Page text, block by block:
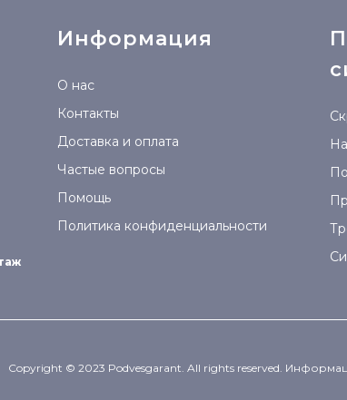
Информация
О нас
Контакты
Доставка и оплата
Частые вопросы
Помощь
Политика конфиденциальности
Copyright © 2023 Podvesgarant. All rights reserved.